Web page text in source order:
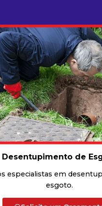
Desentupimento de
especialistas em
esgoto.